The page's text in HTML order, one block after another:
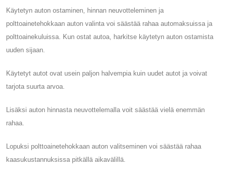
Käytetyn auton ostaminen, hinnan neuvotteleminen ja
polttoainetehokkaan auton valinta voi säästää rahaa automaksuissa ja
polttoainekuluissa. Kun ostat autoa, harkitse käytetyn auton ostamista
uuden sijaan.
Käytetyt autot ovat usein paljon halvempia kuin uudet autot ja voivat
tarjota suurta arvoa.
Lisäksi auton hinnasta neuvottelemalla voit säästää vielä enemmän
rahaa.
Lopuksi polttoainetehokkaan auton valitseminen voi säästää rahaa
kaasukustannuksissa pitkällä aikavälillä.